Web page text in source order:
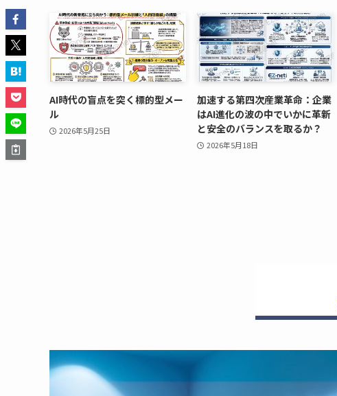
AI時代の盲点を突く標的型メー
ル
2026年5月25日
加速する第四次産業革命：企業
はAI進化の波の中でいかに革新
と安全のバランスを取るか？
2026年5月18日